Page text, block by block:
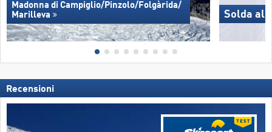
Madonna di Campiglio/​Pinzolo/​Folgàrida/​
Marilleva
Solda
Recensioni